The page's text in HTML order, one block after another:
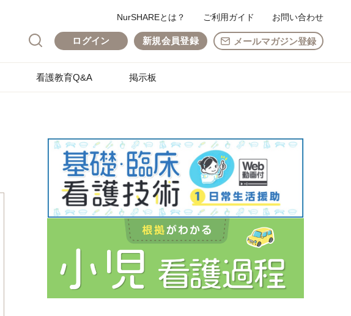
NurSHAREとは？ ご利用ガイド お問い合わせ
ログイン 新規会員登録 メールマガジン登録
看護教育Q&A 掲示板